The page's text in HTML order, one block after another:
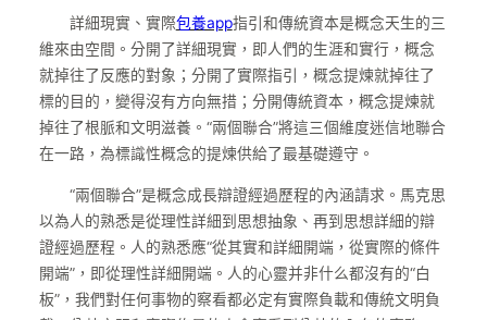
詳細現實、實際包養app指引和傳統資本是概念天生的三
維來由空間。分開了詳細現實，即人們的生涯和實行，概念
就掉往了反應的對象；分開了實際指引，概念提煉就掉往了
標的目的，變得沒有方向無措；分開傳統資本，概念提煉就
掉往了根脈和文明滋養。“兩個聯合”將這三個維度迷信地聯合
在一路，為標識性概念的提煉供給了最基礎遵守。
“兩個聯合”是概念成長辯證經過歷程的內涵請求。馬克思
以為人的熟悉是從理性詳細到思想抽象、再到思想詳細的辯
證經過歷程。人的熟悉應“從其實和詳細開端，從實際的條件
開端”，即從理性詳細開端。人的心靈并非什么都沒有的“白
板”，我們對任何事物的察看都必定有實際負載和傳統文明負